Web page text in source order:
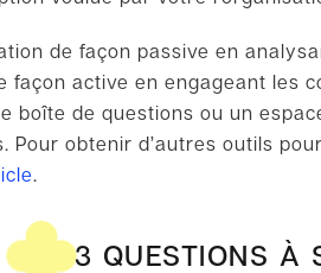
de façon passive en
façon active en engageant les
boîte de questions ou un
Pour obtenir d’autres outils
.
3 QUESTIONS À